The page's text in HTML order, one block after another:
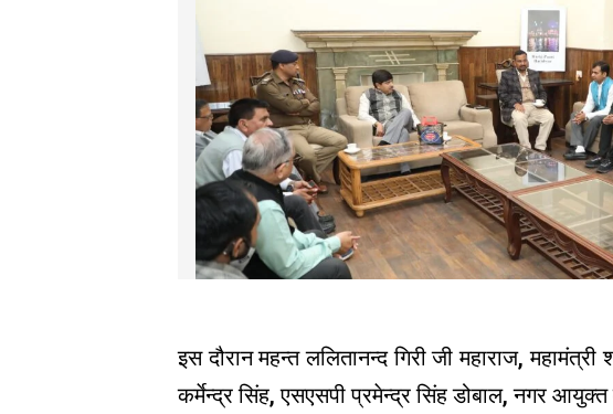
इस दौरान महन्त ललितानन्द गिरी जी महाराज, महामंत्री
कर्मेन्द्र सिंह, एसएसपी प्रमेन्द्र सिंह डोबाल, नगर